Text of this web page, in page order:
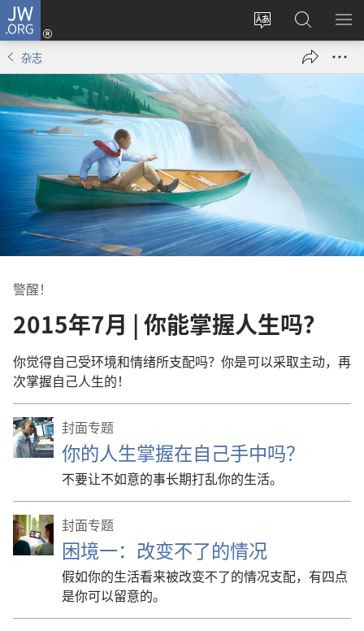
JW.ORG
更
言
登
录
（打
窗
口）
搜
索
JW.ORG
显
杂志
警醒！
2015年7月 | 你能掌握人生吗？
你觉得自己受环境和情绪所支配吗？你是可以采取主动，再
次掌握自己人生的！
封面专题
你的人生掌握在自己手中吗？
不要让不如意的事长期打乱你的生活。
封面专题
困境一：改变不了的情况
假如你的生活看来被改变不了的情况支配，有四点
是你可以留意的。